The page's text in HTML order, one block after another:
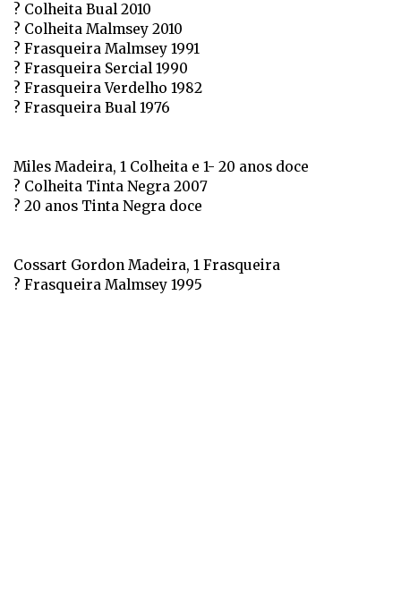
? Colheita Bual 2010
? Colheita Malmsey 2010
? Frasqueira Malmsey 1991
? Frasqueira Sercial 1990
? Frasqueira Verdelho 1982
? Frasqueira Bual 1976
Miles Madeira, 1 Colheita e 1- 20 anos doce
? Colheita Tinta Negra 2007
? 20 anos Tinta Negra doce
Cossart Gordon Madeira, 1 Frasqueira
? Frasqueira Malmsey 1995